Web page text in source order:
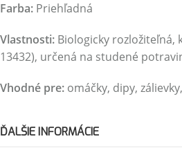
Farba: Priehľadná
Vlastnosti: Biologicky rozložiteľná,
13432), určená na studené
Vhodné pre: omáčky, dipy,
ĎALŠIE INFORMÁCIE